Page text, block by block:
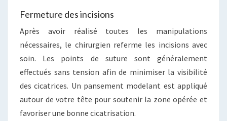
Fermeture des incisions
Après avoir réalisé toutes les manipulations
nécessaires, le chirurgien referme les incisions avec
soin. Les points de suture sont généralement
effectués sans tension afin de minimiser la visibilité
des cicatrices. Un pansement modelant est appliqué
autour de votre tête pour soutenir la zone opérée et
favoriser une bonne cicatrisation.